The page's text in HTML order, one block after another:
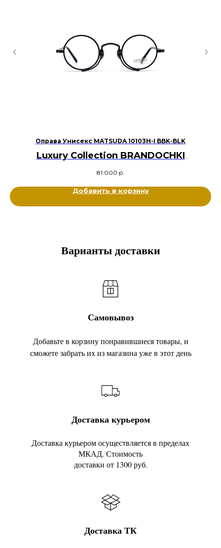
Оправа Унисекс MATSUDA 10103H-I BBK-BLK
Luxury Collection BRANDOCHKI
Металл титан
Размер: 43-28-145
81 000 р.
Добавить в корзину
Варианты доставки
Самовывоз
Добавьте в корзину понравившиеся товары, и
сможете забрать их из магазина уже в этот день
Доставка курьером
Доставка курьером осуществляется в пределах
МКАД. Стоимость
доставки от 1300 руб.
Доставка ТК